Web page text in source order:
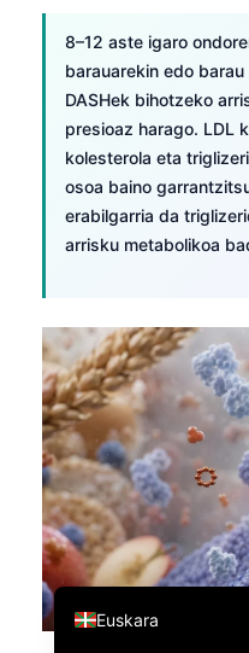
8–12 aste igaro
barauarekin edo
DASHek bihotzeko
presioaz harago. LDL
kolesterola eta
osoa baino
erabilgarria da
arrisku metabolikoa
Euskara
English
Deutsch
العربية
Français
עִבְרִית
Italiano
Español
Türkçe
Română
简体中文
فارسی
Български